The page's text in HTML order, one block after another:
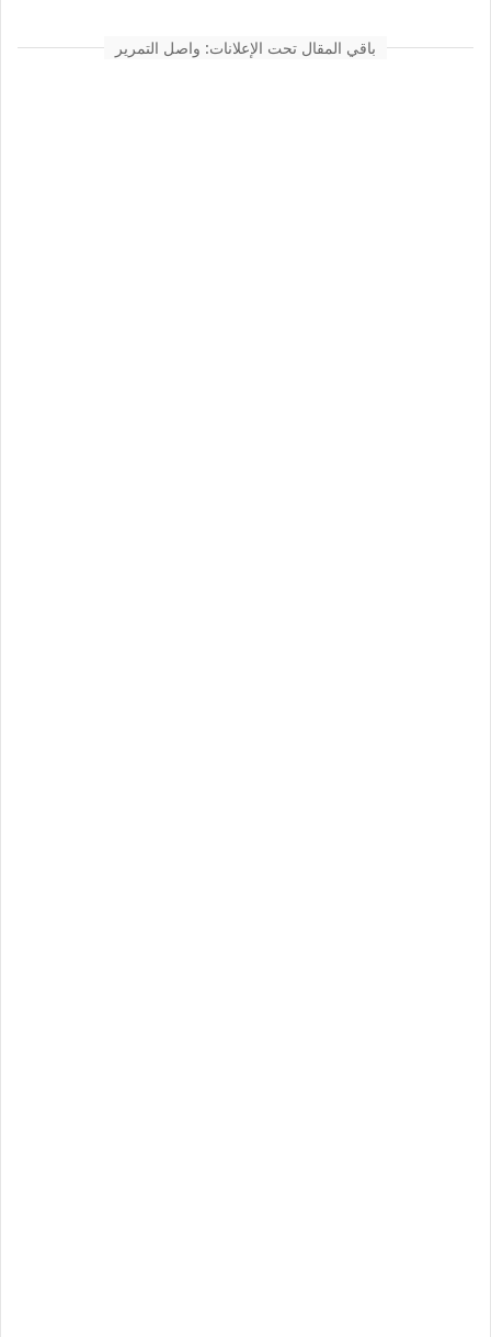
باقي المقال تحت الإعلانات: واصل التمرير